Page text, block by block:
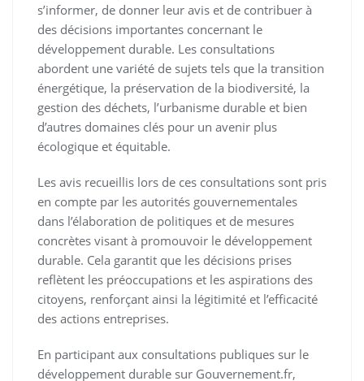
s’informer, de donner leur avis et de contribuer à
des décisions importantes concernant le
développement durable. Les consultations
abordent une variété de sujets tels que la transition
énergétique, la préservation de la biodiversité, la
gestion des déchets, l’urbanisme durable et bien
d’autres domaines clés pour un avenir plus
écologique et équitable.
Les avis recueillis lors de ces consultations sont pris
en compte par les autorités gouvernementales
dans l’élaboration de politiques et de mesures
concrètes visant à promouvoir le développement
durable. Cela garantit que les décisions prises
reflètent les préoccupations et les aspirations des
citoyens, renforçant ainsi la légitimité et l’efficacité
des actions entreprises.
En participant aux consultations publiques sur le
développement durable sur Gouvernement.fr,